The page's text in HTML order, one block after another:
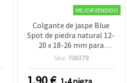
MEJOR VENDIDO
Colgante de jaspe Blue
Spot de piedra natural 12-
20 x 18-26 mm para
bisutería y manualidades
Sku: 706379